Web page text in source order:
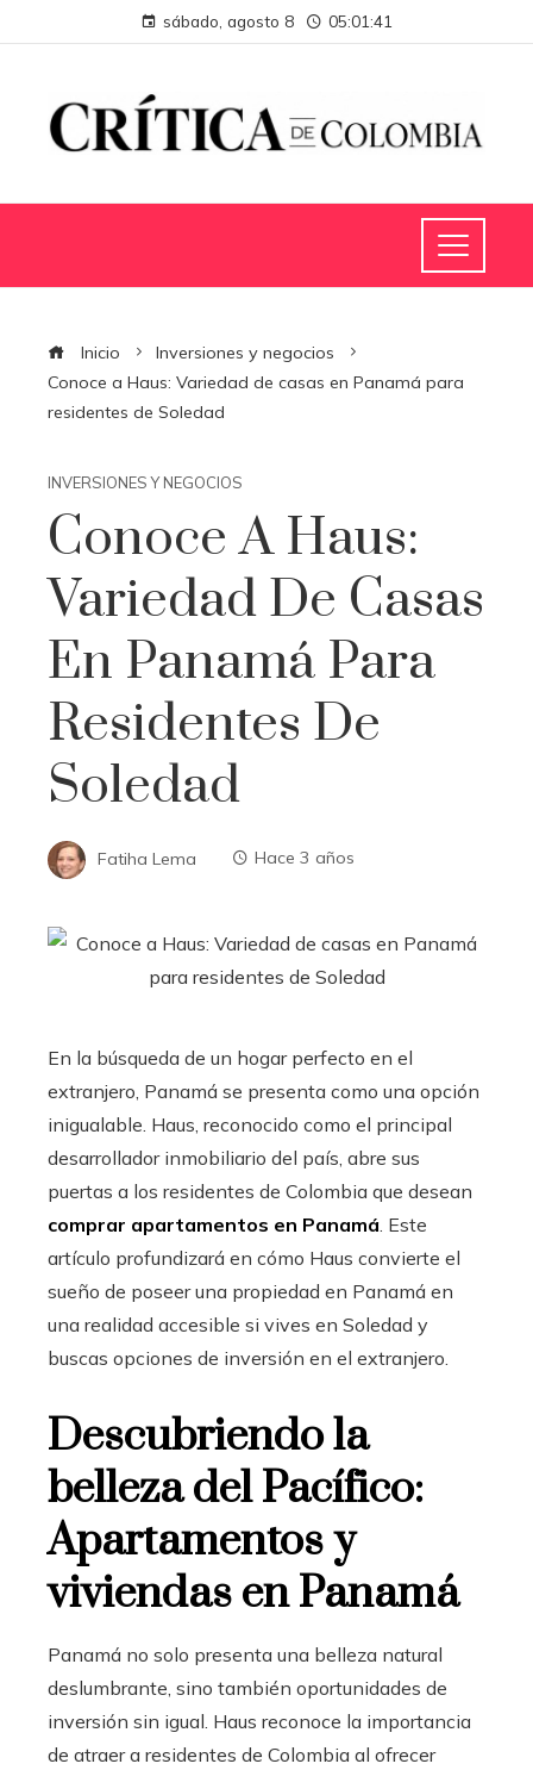
sábado, agosto 8 05:01:41
Inicio
Inversiones y negocios
Conoce a Haus: Variedad de casas en Panamá para
residentes de Soledad
INVERSIONES Y NEGOCIOS
Conoce A Haus:
Variedad De Casas
En Panamá Para
Residentes De
Soledad
Fatiha Lema Hace 3 años
En la búsqueda de un hogar perfecto en el
extranjero, Panamá se presenta como una opción
inigualable. Haus, reconocido como el principal
desarrollador inmobiliario del país, abre sus
puertas a los residentes de Colombia que desean
comprar apartamentos en Panamá . Este
artículo profundizará en cómo Haus convierte el
sueño de poseer una propiedad en Panamá en
una realidad accesible si vives en Soledad y
buscas opciones de inversión en el extranjero.
Descubriendo la
belleza del Pacífico:
Apartamentos y
viviendas en Panamá
Panamá no solo presenta una belleza natural
deslumbrante, sino también oportunidades de
inversión sin igual. Haus reconoce la importancia
de atraer a residentes de Colombia al ofrecer